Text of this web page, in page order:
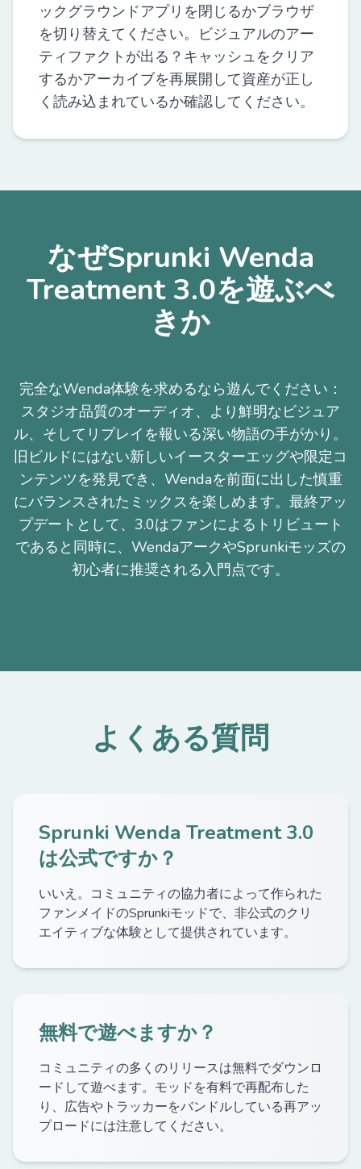
ックグラウンドアプリを閉じるかブラウザ
を切り替えてください。ビジュアルのアー
ティファクトが出る？キャッシュをクリア
するかアーカイブを再展開して資産が正し
く読み込まれているか確認してください。
なぜSprunki Wenda
Treatment 3.0を遊ぶべ
きか
完全なWenda体験を求めるなら遊んでください：
スタジオ品質のオーディオ、より鮮明なビジュア
ル、そしてリプレイを報いる深い物語の手がかり。
旧ビルドにはない新しいイースターエッグや限定コ
ンテンツを発見でき、Wendaを前面に出した慎重
にバランスされたミックスを楽しめます。最終アッ
プデートとして、3.0はファンによるトリビュート
であると同時に、WendaアークやSprunkiモッズの
初心者に推奨される入門点です。
よくある質問
Sprunki Wenda Treatment 3.0
は公式ですか？
いいえ。コミュニティの協力者によって作られた
ファンメイドのSprunkiモッドで、非公式のクリ
エイティブな体験として提供されています。
無料で遊べますか？
コミュニティの多くのリリースは無料でダウンロ
ードして遊べます。モッドを有料で再配布した
り、広告やトラッカーをバンドルしている再アッ
プロードには注意してください。